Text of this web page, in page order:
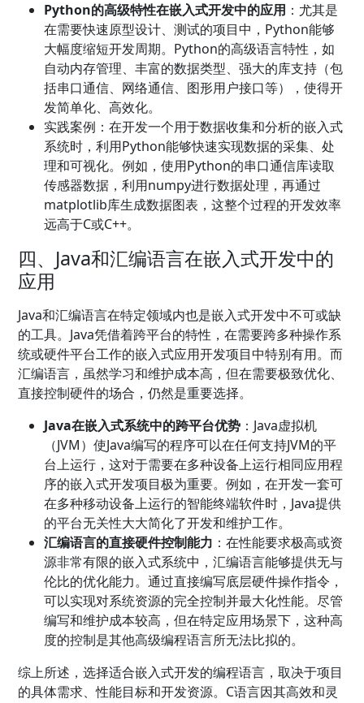
Python的高级特性在嵌入式开发中的应用 ：尤其是
在需要快速原型设计、测试的项目中，Python能够
大幅度缩短开发周期。Python的高级语言特性，如
自动内存管理、丰富的数据类型、强大的库支持（包
括串口通信、网络通信、图形用户接口等），使得开
发简单化、高效化。
实践案例：在开发一个用于数据收集和分析的嵌入式
系统时，利用Python能够快速实现数据的采集、处
理和可视化。例如，使用Python的串口通信库读取
传感器数据，利用numpy进行数据处理，再通过
matplotlib库生成数据图表，这整个过程的开发效率
远高于C或C++。
四、Java和汇编语言在嵌入式开发中的
应用
Java和汇编语言在特定领域内也是嵌入式开发中不可或缺
的工具。Java凭借着跨平台的特性，在需要跨多种操作系
统或硬件平台工作的嵌入式应用开发项目中特别有用。而
汇编语言，虽然学习和维护成本高，但在需要极致优化、
直接控制硬件的场合，仍然是重要选择。
Java在嵌入式系统中的跨平台优势 ：Java虚拟机
（JVM）使Java编写的程序可以在任何支持JVM的平
台上运行，这对于需要在多种设备上运行相同应用程
序的嵌入式开发项目极为重要。例如，在开发一套可
在多种移动设备上运行的智能终端软件时，Java提供
的平台无关性大大简化了开发和维护工作。
汇编语言的直接硬件控制能力 ：在性能要求极高或资
源非常有限的嵌入式系统中，汇编语言能够提供无与
伦比的优化能力。通过直接编写底层硬件操作指令，
可以实现对系统资源的完全控制并最大化性能。尽管
编写和维护成本较高，但在特定应用场景下，这种高
度的控制是其他高级编程语言所无法比拟的。
综上所述，选择适合嵌入式开发的编程语言，取决于项目
的具体需求、性能目标和开发资源。C语言因其高效和灵